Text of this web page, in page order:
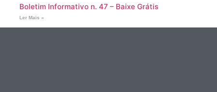
Boletim Informativo n. 47 – Baixe Grátis
Ler Mais »